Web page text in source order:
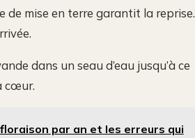
de mise en terre garantit la reprise.
dans un seau d’eau jusqu’à ce
cœur.
par an et les erreurs qui